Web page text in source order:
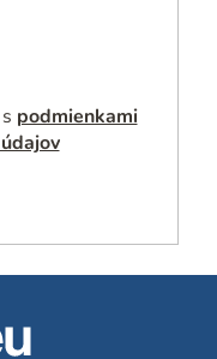
podmienkami